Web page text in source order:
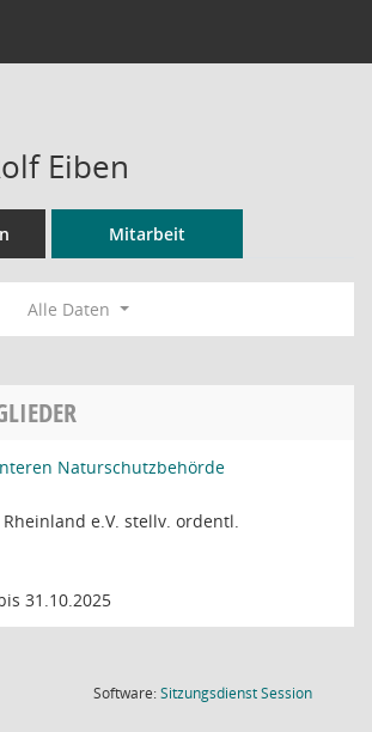
Eiben
Mitarbeit
Alle Daten
Naturschutzbehörde
e.V. stellv. ordentl.
31.10.2025
Software:SitzungsdienstSession(Wird in